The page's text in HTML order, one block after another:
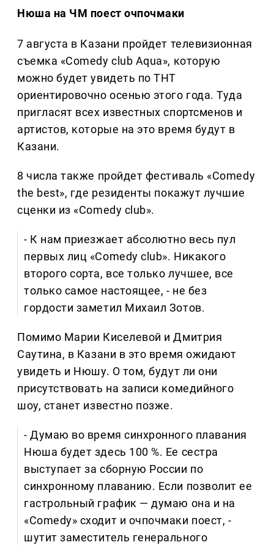
Нюша на ЧМ поест очпочмаки
7 августа в Казани пройдет телевизионная
съемка «Comedy club Аqua», которую
можно будет увидеть по ТНТ
ориентировочно осенью этого года. Туда
пригласят всех известных спортсменов и
артистов, которые на это время будут в
Казани.
8 числа также пройдет фестиваль «Comedy
the best», где резиденты покажут лучшие
сценки из «Comedy club».
- К нам приезжает абсолютно весь пул
первых лиц «Comedy club». Никакого
второго сорта, все только лучшее, все
только самое настоящее, - не без
гордости заметил Михаил Зотов.
Помимо Марии Киселевой и Дмитрия
Саутина, в Казани в это время ожидают
увидеть и Нюшу. О том, будут ли они
присутствовать на записи комедийного
шоу, станет известно позже.
- Думаю во время синхронного плавания
Нюша будет здесь 100 %. Ее сестра
выступает за сборную России по
синхронному плаванию. Если позволит ее
гастрольный график — думаю она и на
«Comedy» сходит и очпочмаки поест, -
шутит заместитель генерального